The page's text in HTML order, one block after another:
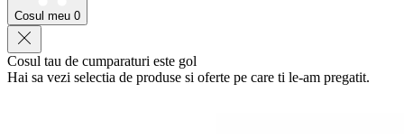
Cosul meu 0
Cosul tau de cumparaturi este gol
Hai sa vezi selectia de produse si oferte pe care ti le-am pregatit.